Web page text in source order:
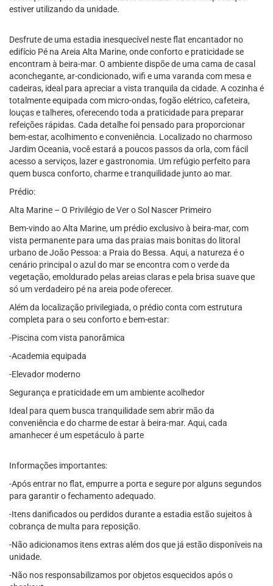
estiver utilizando da unidade.
Desfrute de uma estadia inesquecível neste flat encantador no
edifício Pé na Areia Alta Marine, onde conforto e praticidade se
encontram à beira-mar. O ambiente dispõe de uma cama de casal
aconchegante, ar-condicionado, wifi e uma varanda com mesa e
cadeiras, ideal para apreciar a vista tranquila da cidade. A cozinha é
totalmente equipada com micro-ondas, fogão elétrico, cafeteira,
louças e talheres, oferecendo toda a praticidade para preparar
refeições rápidas. Cada detalhe foi pensado para proporcionar
bem-estar, acolhimento e conveniência. Localizado no charmoso
Jardim Oceania, você estará a poucos passos da orla, com fácil
acesso a serviços, lazer e gastronomia. Um refúgio perfeito para
quem busca conforto, charme e tranquilidade junto ao mar.
Prédio:
Alta Marine – O Privilégio de Ver o Sol Nascer Primeiro
Bem-vindo ao Alta Marine, um prédio exclusivo à beira-mar, com
vista permanente para uma das praias mais bonitas do litoral
urbano de João Pessoa: a Praia do Bessa. Aqui, a natureza é o
cenário principal o azul do mar se encontra com o verde da
vegetação, emoldurado pelas areias claras e pela brisa suave que
só um verdadeiro pé na areia pode oferecer.
Além da localização privilegiada, o prédio conta com estrutura
completa para o seu conforto e bem-estar:
-Piscina com vista panorâmica
-Academia equipada
-Elevador moderno
Segurança e praticidade em um ambiente acolhedor
Ideal para quem busca tranquilidade sem abrir mão da
conveniência e do charme de estar à beira-mar. Aqui, cada
amanhecer é um espetáculo à parte
Informações importantes:
-Após entrar no flat, empurre a porta e segure por alguns segundos
para garantir o fechamento adequado.
-Itens danificados ou perdidos durante a estadia estão sujeitos à
cobrança de multa para reposição.
-Não adicionamos itens extras além dos que já estão disponíveis na
unidade.
-Não nos responsabilizamos por objetos esquecidos após o